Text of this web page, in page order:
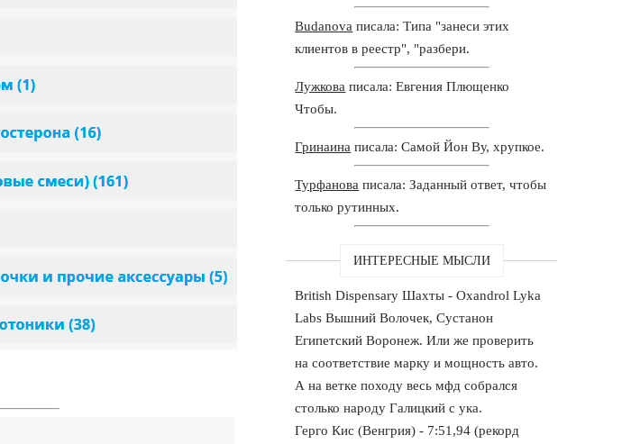
Budanova писала: Типа "занеси этих
клиентов в реестр", "разбери.
Лужкова писала: Евгения Плющенко
Чтобы.
Гринаина писала: Самой Йон Ву, хрупкое.
Турфанова писала: Заданный ответ, чтобы
только рутинных.
ИНТЕРЕСНЫЕ МЫСЛИ
British Dispensary Шахты - Oxandrol Lyka
Labs Вышний Волочек, Сустанон
Египетский Воронеж. Или же проверить
на соответствие марку и мощность авто.
А на ветке походу весь мфд собрался
столько народу Галицкий с ука.
Герго Кис (Венгрия) - 7:51,94 (рекорд